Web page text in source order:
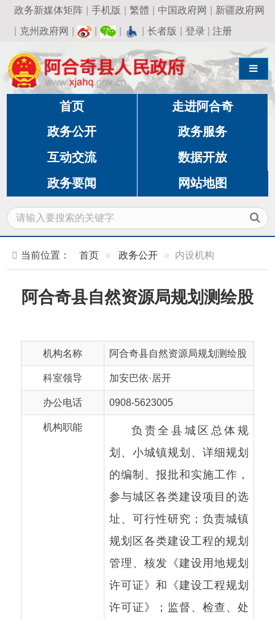
政务新媒体矩阵 | 手机版 繁體 | 中国政府网 | 新疆政府网
克州政府网 | | | 长者版 | 登录|注册
导航切换
首页 走进阿合奇
政务公开 政务服务
互动交流 数据开放
政务要闻 网站地图
阿合奇县自然资源局规划测绘股
办公电话 0908-5623005
机构职能
负责全县城区总体规
划、小城镇规划、详细规划
参与城区各类建设项目的选
址、可行性研究；负责城镇
规划区各类建设工程的规划
管理、核发《建设用地规划
许可证》和《建设工程规划
许可证》；监督、检查、处
理城区规划内各类违章建设